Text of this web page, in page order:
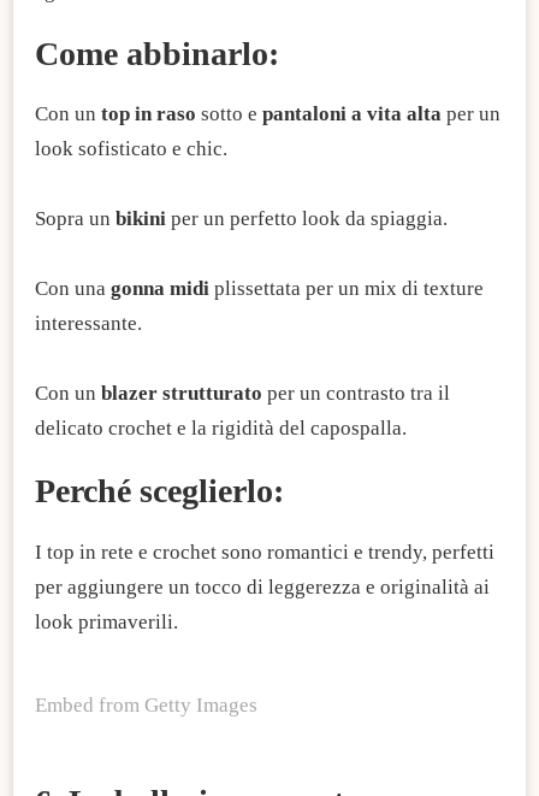
Come abbinarlo:
Con un top in raso sotto e pantaloni a vita alta per un
look sofisticato e chic.
Sopra un bikini per un perfetto look da spiaggia.
Con una gonna midi plissettata per un mix di texture
interessante.
Con un blazer strutturato per un contrasto tra il
delicato crochet e la rigidità del capospalla.
Perché sceglierlo:
I top in rete e crochet sono romantici e trendy, perfetti
per aggiungere un tocco di leggerezza e originalità ai
look primaverili.
Embed from Getty Images